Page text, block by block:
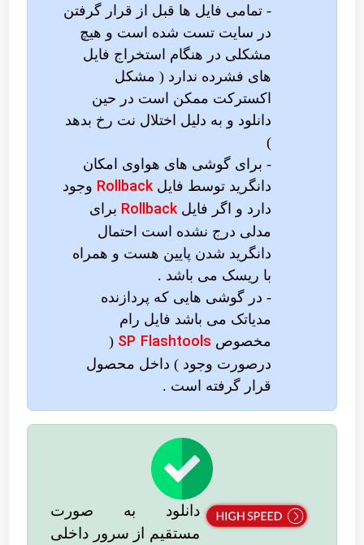
- تمامی فایل ها قبل از قرار گرفتن
در سایت تست شده است و هیچ
مشکلی در هنگام استخراج فایل
های فشرده ندارد ( مشکل
اکسترکت ممکن است در حین
دانلود و به دلیل اختلال نت رخ بدهد
)
- برای گوشی های هواوی امکان
دانگرید توسط فایلRollback وجود
دارد و اگر فایلRollback برای
مدلی درج نشده است احتمال
دانگرید شدن پایین هست و همراه
با ریسک می باشد .
- در گوشی هایی که پردازنده
مدیاتک می باشد فایل رام
مخصوص SP Flashtools
(
درصورت وجود ) داخل محصول
قرار گرفته است .
دانلود به صورت
مستقیم از سرور داخلی